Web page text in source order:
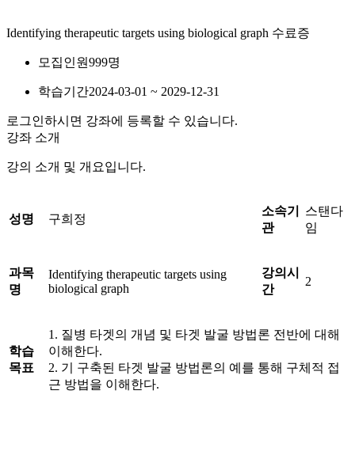
Identifying therapeutic targets using biological graph 수료증
모집인원999명
학습기간2024-03-01 ~ 2029-12-31
로그인하시면 강좌에 등록할 수 있습니다.
강좌 소개
강의 소개 및 개요입니다.
성명 구희정
소속기
관
스탠다
임
과목
명
Identifying therapeutic targets using
biological graph
강의시
간
2
학습
목표
1. 질병 타겟의 개념 및 타겟 발굴 방법론 전반에 대해
이해한다.
2. 기 구축된 타겟 발굴 방법론의 예를 통해 구체적 접
근 방법을 이해한다.